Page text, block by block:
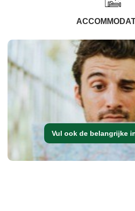
Vul ook de belangrijke